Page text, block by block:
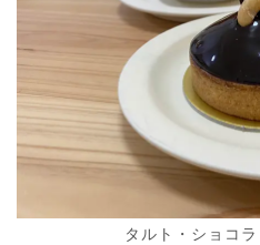
タルト・ショコ